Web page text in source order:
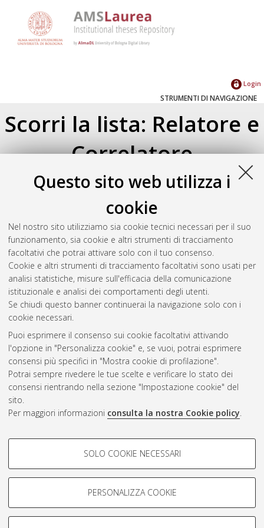
Questo sito web utilizza i
cookie
Nel nostro sito utilizziamo sia cookie tecnici necessari per il suo
funzionamento, sia cookie e altri strumenti di tracciamento
facoltativi che potrai attivare solo con il tuo consenso.
Cookie e altri strumenti di tracciamento facoltativi sono usati per
analisi statistiche, misure sull'efficacia della comunicazione
istituzionale e analisi dei comportamenti degli utenti.
Se chiudi questo banner continuerai la navigazione solo con i
cookie necessari.
Puoi esprimere il consenso sui cookie facoltativi attivando
l'opzione in "Personalizza cookie" e, se vuoi, potrai esprimere
consensi più specifici in "Mostra cookie di profilazione".
Potrai sempre rivedere le tue scelte e verificare lo stato dei
consensi rientrando nella sezione "Impostazione cookie" del
sito.
Per maggiori informazioni consulta la nostra Cookie policy.
COOKIE DI PROFILAZIONE -
Si tratta di cookie utilizzati per analizzare le caratteristiche della
navigazione degli utenti, creare profili in base al loro comportamento
Mostra cookie di profilazione
SOLO COOKIE NECESSARI
PERSONALIZZA COOKIE
Login
STRUMENTI DI NAVIGAZIONE
Scorri la lista: Relatore e
Correlatore
Su di un livello
Seleziona un valore dall'elenco sottostante.
2024(1)
2023(2)
2022 (3)
2021(2)
2020(2)
2017(2)
Atom
Rss 1.0
Rss 2.0
AMS Laurea
Impostazioni Cookie
Informativa sulla privacy
Condizioni d’uso del sito